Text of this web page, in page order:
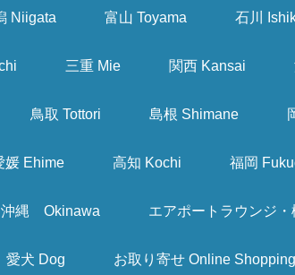
Niigata 富山 Toyama 石川
三重 Mie 関西 Kansai
鳥取 Tottori 島根 Shimane
媛 Ehime 高知 Kochi 福岡
沖縄 Okinawa エアポートラウンジ
愛犬 Dog お取り寄せ Online Shopping